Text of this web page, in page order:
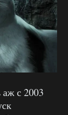
аж с 2003